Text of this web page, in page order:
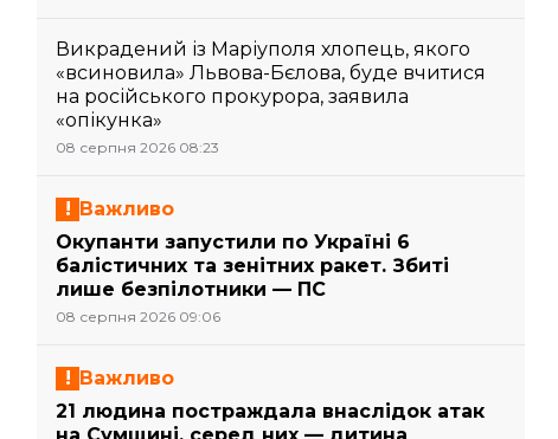
Викрадений із Маріуполя хлопець, якого
«всиновила» Львова-Бєлова, буде вчитися
на російського прокурора, заявила
«опікунка»
08 серпня 2026 08:23
Важливо
Окупанти запустили по Україні 6
балістичних та зенітних ракет. Збиті
лише безпілотники — ПС
08 серпня 2026 09:06
Важливо
21 людина постраждала внаслідок атак